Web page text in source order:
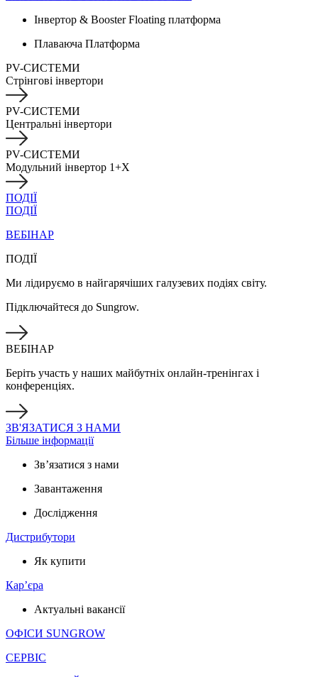
Інвертор & Booster Floating платформа
Плаваюча Платформа
PV-СИСТЕМИ
Стрінгові інвертори
PV-СИСТЕМИ
Центральні інвертори
PV-СИСТЕМИ
Модульний інвертор 1+X
ПОДІЇ
ПОДІЇ
ВЕБІНАР
ПОДІЇ
Ми лідируємо в найгарячіших галузевих подіях світу.
Підключайтеся до Sungrow.
ВЕБІНАР
Беріть участь у наших майбутніх онлайн-тренінгах і
конференціях.
ЗВ'ЯЗАТИСЯ З НАМИ
Більше інформації
Зв’язатися з нами
Завантаження
Дослідження
Дистрибутори
Як купити
Кар’єра
Актуальні вакансії
ОФІСИ SUNGROW
СЕРВІС